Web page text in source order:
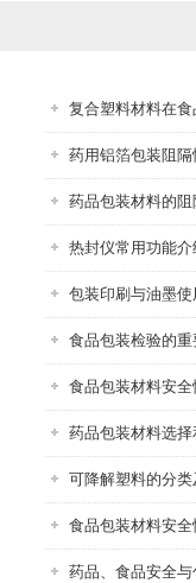
复合塑料材料在食
药用铝箔包装阻
药品包装材料的
热封仪常用功能介
包装印刷与油墨使
食品包装检验的重
食品包装材料安
药品包装材料选择
可降解塑料的分类
食品包装材料安全
药品、食品安全与